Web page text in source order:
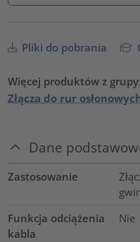
Pliki do pobrania
Więcej produktów z grupy:
Złącza do rur
Dane
Zastosowanie
Funkcja odciążenia
kabla
Nie